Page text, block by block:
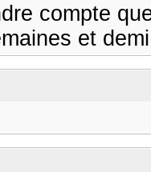
compte
et